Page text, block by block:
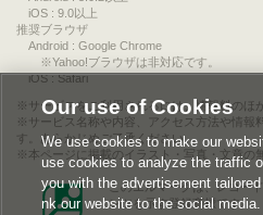
iOS : 9.0以上
推奨ブラウザ
Android : Google Chrome
※Yahoo!ブラウザは非対応です。
iOS : Safari
サービスをご利用されるには、情報料のほ
サービス名称や内容、アクセス方法や情報
す。あらかじめご了承ください。
本ページに掲載のイラスト・写真・文章の
このエルマークは、レコー
ンツを示す登録商標です。
Our use of Cookies
We use cookies to make our
use cookies to analyze the traffic
you with the advertisement
nk our website to the social